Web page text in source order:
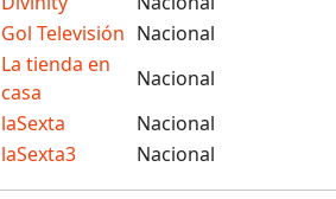
Gol Televisión Nacional
La tienda en
casa
Nacional
laSexta
Nacional
laSexta3
Nacional